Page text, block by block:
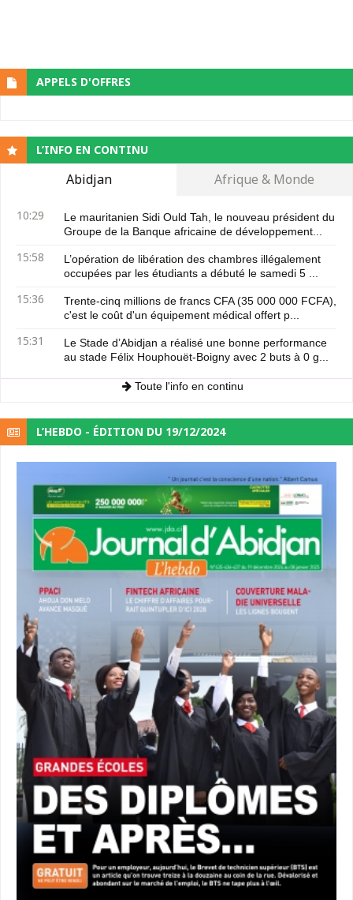
APPELS D'OFFRES
L’INFO EN CONTINU
Abidjan Afrique & Monde
10:29
Le mauritanien Sidi Ould Tah, le nouveau président du
Groupe de la Banque africaine de développement...
15:58
L’opération de libération des chambres illégalement
occupées par les étudiants a débuté le samedi 5 ...
15:36
Trente-cinq millions de francs CFA (35 000 000 FCFA),
c'est le coût d'un équipement médical offert p...
15:31
Le Stade d’Abidjan a réalisé une bonne performance
au stade Félix Houphouët-Boigny avec 2 buts à 0 g...
Toute l'info en continu
L’HEBDO - ÉDITION DU 19/12/2024